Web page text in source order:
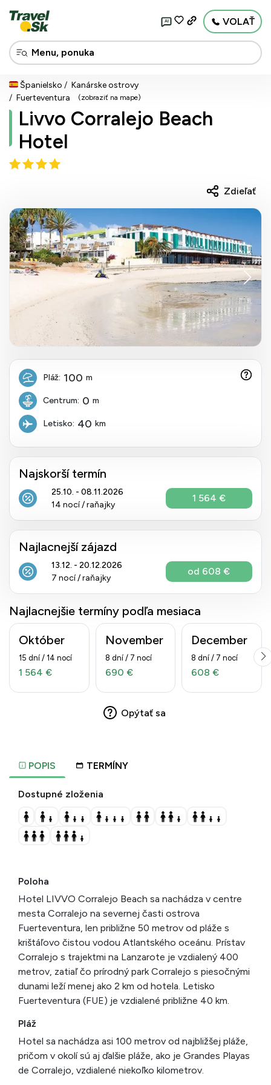
AI VOLAŤ
Španielsko
Kanárske ostrovy
Fuerteventura
(zobraziť na mape)
Livvo Corralejo Beach
Hotel
Zdieľať
POPIS TERMÍNY
Dostupné zloženia
Poloha
Hotel LIVVO Corralejo Beach sa nachádza v centre
mesta Corralejo na severnej časti ostrova
Fuerteventura, len približne 50 metrov od pláže s
krištáľovo čistou vodou Atlantského oceánu. Prístav
Corralejo s trajektmi na Lanzarote je vzdialený 400
metrov, zatiaľ čo prírodný park Corralejo s piesočnými
dunami leží menej ako 2 km od hotela. Letisko
Fuerteventura (FUE) je vzdialené približne 40 km.
Pláž
Hotel sa nachádza asi 100 metrov od najbližšej pláže,
pričom v okolí sú aj ďalšie pláže, ako je Grandes Playas
de Corralejo, vzdialené niekoľko kilometrov.
Pláž: 100 m
Centrum: 0 m
Letisko: 40 km
Najskorší termín
25.10. - 08.11.2026
14 nocí / raňajky
1 564 €
Najlacnejší zájazd
13.12. - 20.12.2026
7 nocí / raňajky
od 608 €
Najlacnejšie termíny podľa mesiaca
Október
15 dní / 14 nocí
1 564 €
November
8 dní / 7 nocí
690 €
December
8 dní / 7 nocí
608 €
Opýtať sa